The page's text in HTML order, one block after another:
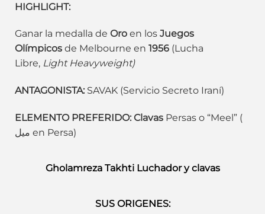
HIGHLIGHT:
Ganar la medalla de Oro en los Juegos
Olímpicos de Melbourne en 1956 (Lucha
Libre, Light Heavyweight)
ANTAGONISTA: SAVAK (Servicio Secreto Iraní)
ELEMENTO PREFERIDO: Clavas Persas o “Meel” (
میل en Persa)
Gholamreza Takhti Luchador y clavas
SUS ORIGENES: